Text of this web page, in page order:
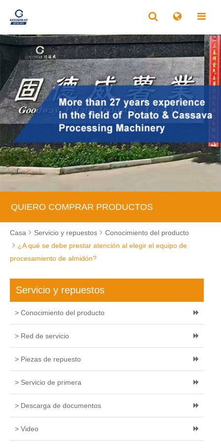
QUIERO COMPRAR PRODUCTOS
Casa Servicio y repuestos
Conocimiento del producto
¿A qué se debe prestar atención al elegir el equipo de
procesamiento de almidón?
Servicio y repuestos
> Conocimiento del producto
> Red de servicio
> Piezas de repuesto
> Servicio de primera
> Descarga de documentos
> Video